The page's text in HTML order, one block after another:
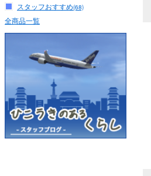
スタッフおすすめ(68)
全商品一覧